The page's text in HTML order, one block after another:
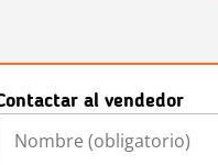
al vendedor